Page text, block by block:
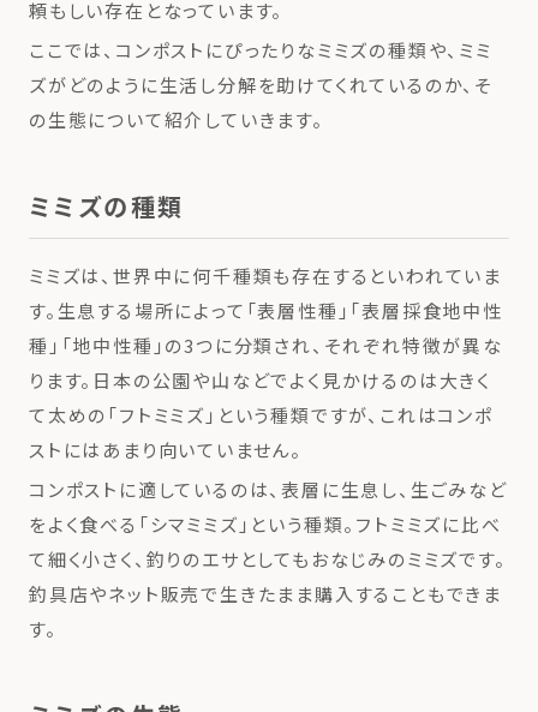
頼もしい存在となっています。
ここでは、コンポストにぴったりなミミズの種類や、ミミ
ズがどのように生活し分解を助けてくれているのか、そ
の生態について紹介していきます。
ミミズの種類
ミミズは、世界中に何千種類も存在するといわれていま
す。生息する場所によって「表層性種」「表層採食地中性
種」「地中性種」の3つに分類され、それぞれ特徴が異な
ります。日本の公園や山などでよく見かけるのは大きく
て太めの「フトミミズ」という種類ですが、これはコンポ
ストにはあまり向いていません。
コンポストに適しているのは、表層に生息し、生ごみなど
をよく食べる「シマミミズ」という種類。フトミミズに比べ
て細く小さく、釣りのエサとしてもおなじみのミミズです。
釣具店やネット販売で生きたまま購入することもできま
す。